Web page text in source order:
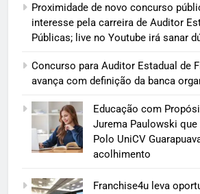
Proximidade de novo concurso
interesse pela carreira de Auditor
Públicas; live no Youtube irá sanar
Concurso para Auditor Estadual de
avança com definição da banca
Educação com
Jurema Paulowski
Polo UniCV
acolhimento
Franchise4u leva